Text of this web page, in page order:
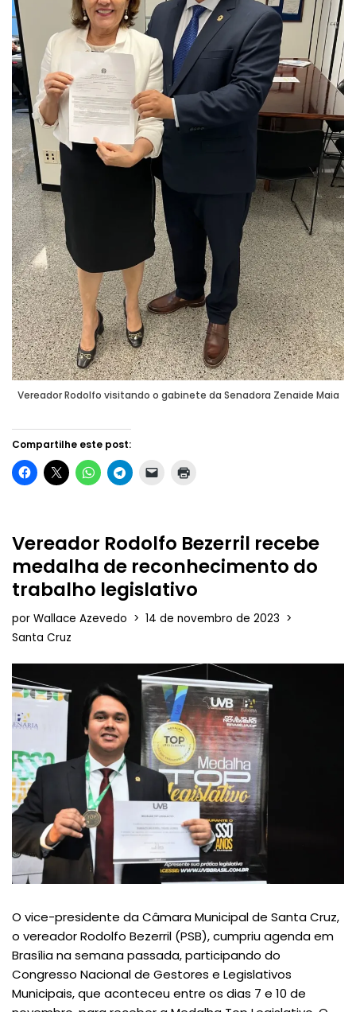
Vereador Rodolfo visitando o gabinete da Senadora Zenaide Maia
Compartilhe este post:
Vereador Rodolfo Bezerril recebe
medalha de reconhecimento do
trabalho legislativo
por Wallace Azevedo
14 de novembro de 2023
Santa Cruz
O vice-presidente da Câmara Municipal de Santa Cruz,
o vereador Rodolfo Bezerril (PSB), cumpriu agenda em
Brasília na semana passada, participando do
Congresso Nacional de Gestores e Legislativos
Municipais, que aconteceu entre os dias 7 e 10 de